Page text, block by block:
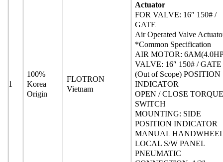
1
100%
Korea
Origin
FLOTRON
Vietnam
Actuator
FOR VALVE: 16″ 150# /
GATE
Air Operated Valve
*Common Specification
AIR MOTOR:
VALVE: 16″ 150# / GATE
(Out of Scope) POSITION
INDICATOR
OPEN / CLOSE
SWITCH
MOUNTING: SIDE
POSITION INDICATOR
MANUAL
LOCAL S/W PANEL
PNEUMATIC